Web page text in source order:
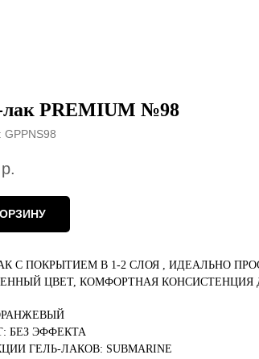
лак PREMIUM №98
GPPNS98
р.
С ПОКРЫТИЕМ В 1-2 СЛОЯ , ИДЕАЛЬНО
ЦВЕТ, КОМФОРТНАЯ КОНСИСТЕНЦИЯ
БЕЗ ЭФФЕКТА
ГЕЛЬ-ЛАКОВ: SUBMARINE